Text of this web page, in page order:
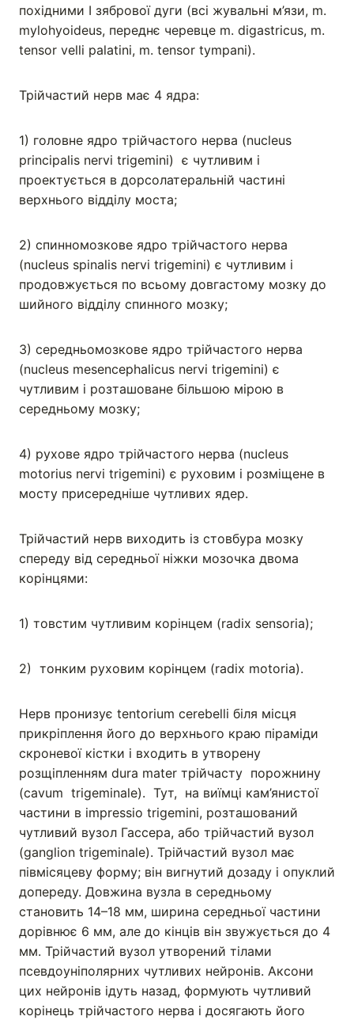
похідними І зябрової дуги (всі жувальні м’язи, m.
mylohyoideus, переднє черевце m. digastricus, m.
tensor velli palatini, m. tensor tympani).
Трійчастий нерв має 4 ядра:
1) головне ядро трійчастого нерва (nucleus
principalis nervi trigemini) є чутливим і
проектується в дорсолатеральній частині
верхнього відділу моста;
2) спинномозкове ядро трійчастого нерва
(nucleus spinalis nervi trigemini) є чутливим і
продовжується по всьому довгастому мозку до
шийного відділу спинного мозку;
3) середньомозкове ядро трійчастого нерва
(nucleus mesencephalicus nervi trigemini) є
чутливим і розташоване більшою мірою в
середньому мозку;
4) рухове ядро трійчастого нерва (nucleus
motorius nervi trigemini) є руховим і розміщене в
мосту присередніше чутливих ядер.
Трійчастий нерв виходить із стовбура мозку
спереду від середньої ніжки мозочка двома
корінцями:
1) товстим чутливим корінцем (radix sensoria);
2) тонким руховим корінцем (radix motoria).
Нерв пронизує tentorium cerebelli біля місця
прикріплення його до верхнього краю піраміди
скроневої кістки і входить в утворену
розщіпленням dura mater трійчасту порожнину
(cavum trigeminale). Тут, на виїмці кам’янистої
частини в impressio trigemini, розташований
чутливий вузол Гассера, або трійчастий вузол
(ganglion trigeminale). Трійчастий вузол має
півмісяцеву форму; він вигнутий дозаду і опуклий
допереду. Довжина вузла в середньому
становить 14–18 мм, ширина середньої частини
дорівнює 6 мм, але до кінців він звужується до 4
мм. Трійчастий вузол утворений тілами
псевдоуніполярних чутливих нейронів. Аксони
цих нейронів ідуть назад, формують чутливий
корінець трійчастого нерва і досягають його